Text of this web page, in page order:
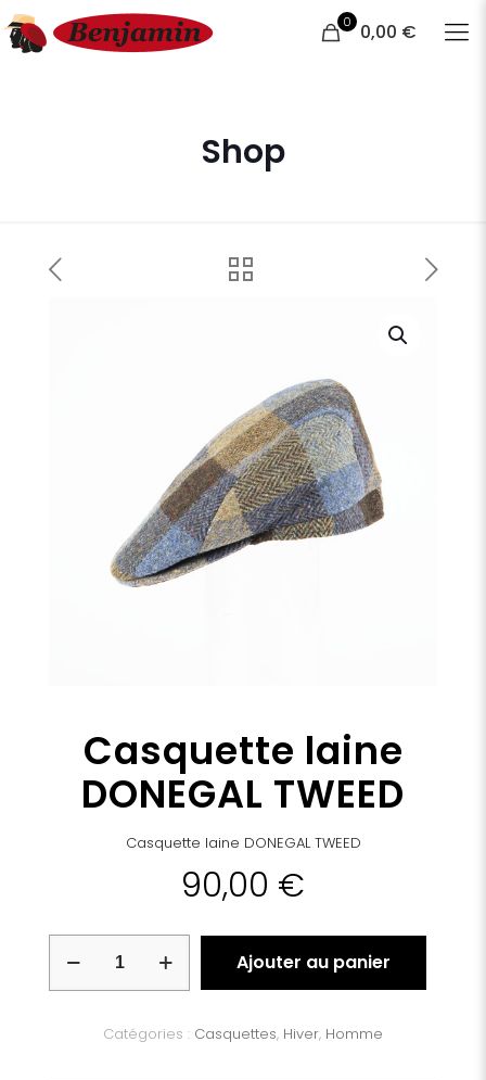
0 0,00 €
Shop
Casquette laine
DONEGAL TWEED
Casquette laine DONEGAL TWEED
90,00 €
Casquette
DONEGAL
Ajouter au panier
Catégories : Casquettes, Hiver, Homme